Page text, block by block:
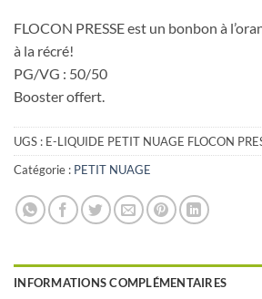
FLOCON PRESSE est un bonbon à
à la récré!
PG/VG : 50/50
Booster offert.
UGS : E-LIQUIDE PETIT NUAGE FLOCON
Catégorie : PETIT NUAGE
INFORMATIONS COMPLÉMENTAIRES